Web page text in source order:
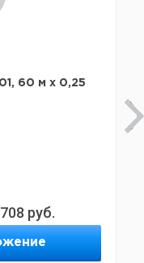
60 м x 0,25
руб.